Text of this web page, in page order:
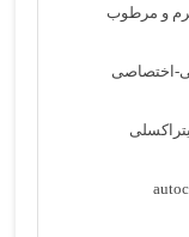
و مرطوب
اختصاصی